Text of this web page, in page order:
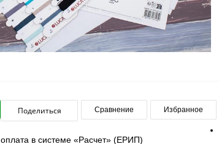
Поделиться Сравнение Избранное
оплата в системе «Расчет» (ЕРИП)